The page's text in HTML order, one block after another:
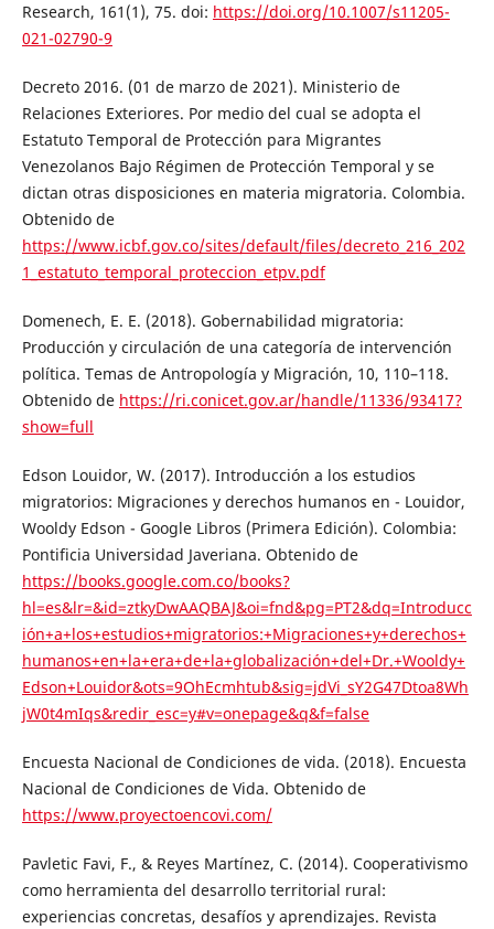
Research, 161(1), 75. doi: https://doi.org/10.1007/s11205-
021-02790-9
Decreto 2016. (01 de marzo de 2021). Ministerio de
Relaciones Exteriores. Por medio del cual se adopta el
Estatuto Temporal de Protección para Migrantes
Venezolanos Bajo Régimen de Protección Temporal y se
dictan otras disposiciones en materia migratoria. Colombia.
Obtenido de
https://www.icbf.gov.co/sites/default/files/decreto_216_202
1_estatuto_temporal_proteccion_etpv.pdf
Domenech, E. E. (2018). Gobernabilidad migratoria:
Producción y circulación de una categoría de intervención
política. Temas de Antropología y Migración, 10, 110–118.
Obtenido de https://ri.conicet.gov.ar/handle/11336/93417?
show=full
Edson Louidor, W. (2017). Introducción a los estudios
migratorios: Migraciones y derechos humanos en - Louidor,
Wooldy Edson - Google Libros (Primera Edición). Colombia:
Pontificia Universidad Javeriana. Obtenido de
https://books.google.com.co/books?
hl=es&lr=&id=ztkyDwAAQBAJ&oi=fnd&pg=PT2&dq=Introducc
ión+a+los+estudios+migratorios:+Migraciones+y+derechos+
humanos+en+la+era+de+la+globalización+del+Dr.+Wooldy+
Edson+Louidor&ots=9OhEcmhtub&sig=jdVi_sY2G47Dtoa8Wh
jW0t4mIqs&redir_esc=y#v=onepage&q&f=false
Encuesta Nacional de Condiciones de vida. (2018). Encuesta
Nacional de Condiciones de Vida. Obtenido de
https://www.proyectoencovi.com/
Pavletic Favi, F., & Reyes Martínez, C. (2014). Cooperativismo
como herramienta del desarrollo territorial rural:
experiencias concretas, desafíos y aprendizajes. Revista